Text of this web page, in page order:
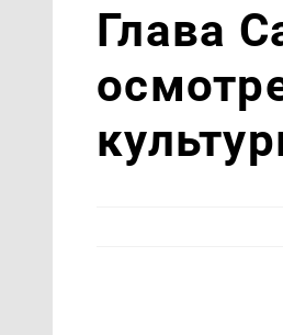
Глава